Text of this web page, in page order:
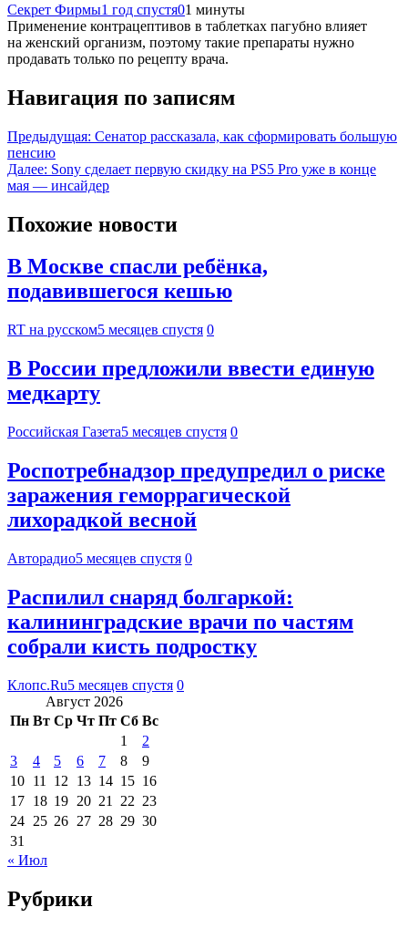
Секрет Фирмы1 год спустя01 минуты
Применение контрацептивов в таблетках пагубно влияет
на женский организм, поэтому такие препараты нужно
продавать только по рецепту врача.
Навигация по записям
Предыдущая: Сенатор рассказала, как сформировать большую
пенсию
Далее: Sony сделает первую скидку на PS5 Pro уже в конце
мая — инсайдер
Похожие новости
В Москве спасли ребёнка,
подавившегося кешью
RT на русском5 месяцев спустя 0
В России предложили ввести единую
медкарту
Российская Газета5 месяцев спустя 0
Роспотребнадзор предупредил о риске
заражения геморрагической
лихорадкой весной
Авторадио5 месяцев спустя 0
Распилил снаряд болгаркой:
калининградские врачи по частям
собрали кисть подростку
Клопс.Ru5 месяцев спустя 0
Август 2026
Пн Вт Ср Чт Пт Сб Вс
1
2
3
4 5 6 7 8
9
10 11 12 13 14 15 16
17 18 19 20 21 22 23
24 25 26 27 28 29 30
31
« Июл
Рубрики